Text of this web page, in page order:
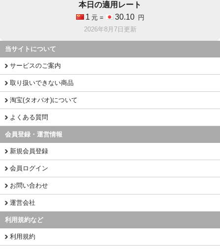
本日の適用レート
1 元 = 30.10
円
2026年8月7日更新
当サイトについて
サービスのご案内
取り扱いできない商品
淘宝(タオバオ)について
よくある質問
会員登録・運営情報
新規会員登録
会員ログイン
お問い合わせ
運営会社
利用規約など
利用規約